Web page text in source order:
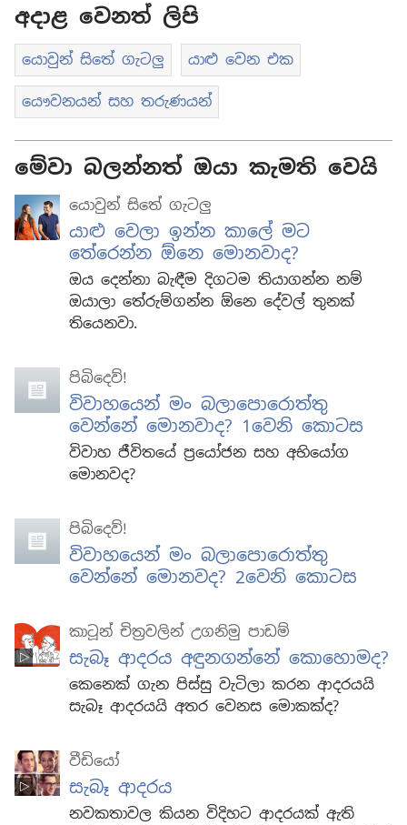
අදාළ වෙනත් ලිපි
යොවුන් සිතේ ගැටලු යාළු වෙන එක
යෞවනයන් සහ තරුණයන්
මේවා බලන්නත් ඔයා කැමති වෙයි
යොවුන් සිතේ ගැටලු
යාළු වෙලා ඉන්න කාලේ මට
තේරෙන්න ඕනෙ මොනවාද?
ඔය දෙන්නා බැඳීම දිගටම තියාගන්න නම්
ඔයාලා තේරුම්ගන්න ඕනෙ දේවල් තුනක්
තියෙනවා.
පිබිදෙව්!
විවාහයෙන් මං බලාපොරොත්තු
වෙන්නේ මොනවාද? 1වෙනි කොටස
විවාහ ජීවිතයේ ප්‍රයෝජන සහ අභියෝග
මොනවද?
පිබිදෙව්!
විවාහයෙන් මං බලාපොරොත්තු
වෙන්නේ මොනවද? 2වෙනි කොටස
කාටූන් චිත්‍රවලින් උගනිමු පාඩම්
සැබෑ ආදරය අඳුනගන්නේ කොහොමද?
කෙනෙක් ගැන පිස්සු වැටිලා කරන ආදරයයි
සැබෑ ආදරයයි අතර වෙනස මොකක්ද?
වීඩියෝ
සැබෑ ආදරය
නවකතාවල කියන විදිහට ආදරයක් ඇති